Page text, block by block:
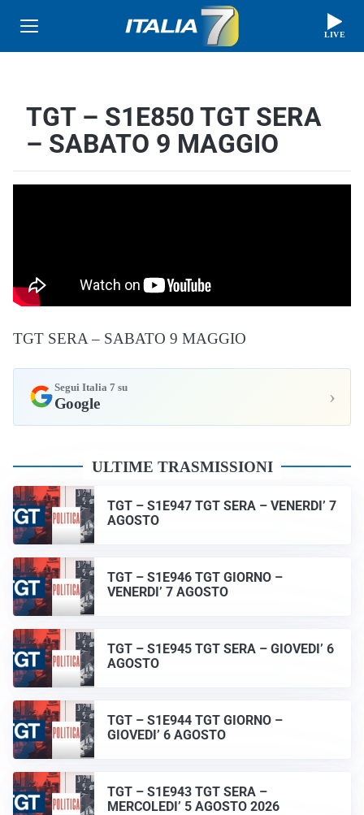
LIVE
TGT – S1E850 TGT SERA
– SABATO 9 MAGGIO
TGT SERA – SABATO 9 MAGGIO
Segui Italia 7 su
Google ›
ULTIME TRASMISSIONI
TGT – S1E947 TGT SERA – VENERDI’ 7
AGOSTO
TGT – S1E946 TGT GIORNO –
VENERDI’ 7 AGOSTO
TGT – S1E945 TGT SERA – GIOVEDI’ 6
AGOSTO
TGT – S1E944 TGT GIORNO –
GIOVEDI’ 6 AGOSTO
TGT – S1E943 TGT SERA –
MERCOLEDI’ 5 AGOSTO 2026